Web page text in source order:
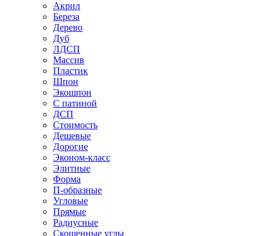
Акрил
Береза
Дерево
Дуб
ЛДСП
Массив
Пластик
Шпон
Экошпон
С патиной
ДСП
Стоимость
Дешевые
Дорогие
Эконом-класс
Элитные
Форма
П-образные
Угловые
Прямые
Радиусные
Скошенные углы